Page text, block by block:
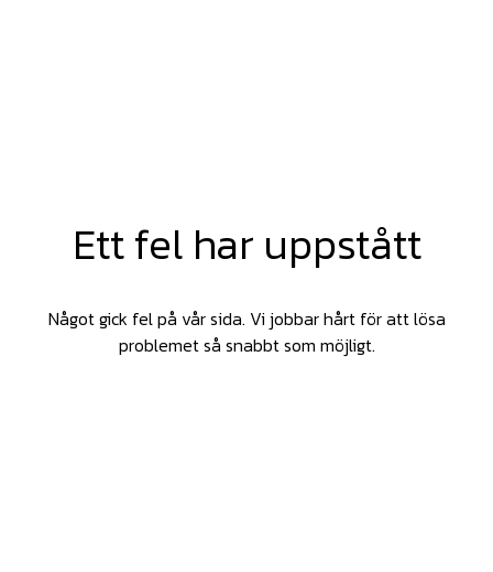
Ett fel har uppstått
Något gick fel på vår sida. Vi jobbar hårt för att lösa
problemet så snabbt som möjligt.